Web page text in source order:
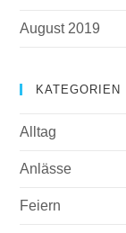
August 2019
KATEGORIEN
Alltag
Anlässe
Feiern